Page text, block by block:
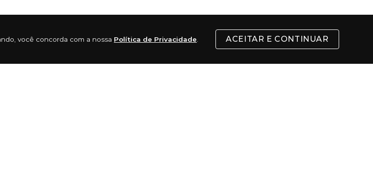
você concorda com a nossa Política de Privacidade ACEITAR E CONTINUAR
III entrega performance e estilo em todas as situações.